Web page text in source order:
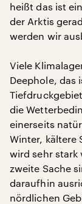
heißt das ist
der Arktis
werden wir
Viele
Deephole, das
die
einerseits
Winter, kältere
wird sehr stark
zweite Sache
daraufhin
nördlichen